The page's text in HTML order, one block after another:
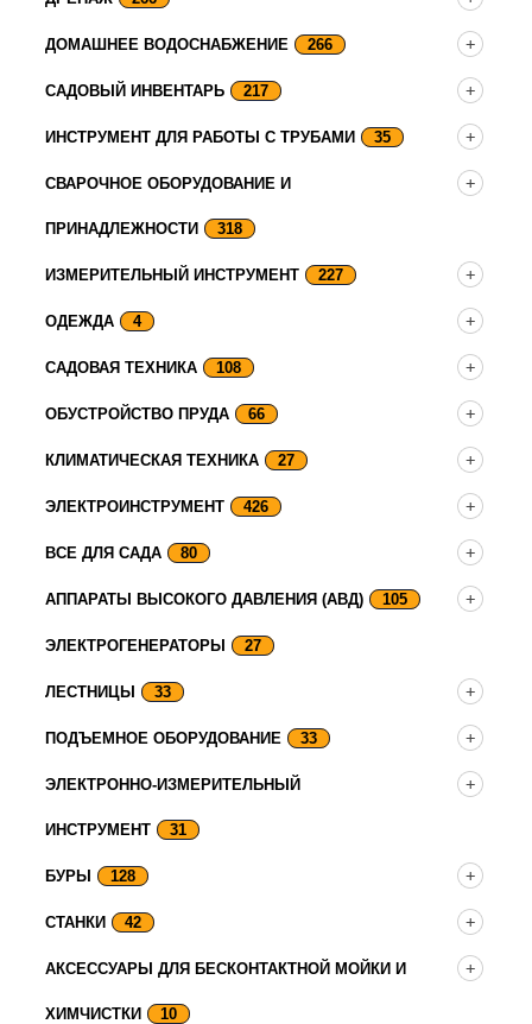
ДОМАШНЕЕ ВОДОСНАБЖЕНИЕ 266
САДОВЫЙ ИНВЕНТАРЬ 217
ИНСТРУМЕНТ ДЛЯ РАБОТЫ С ТРУБАМИ 35
СВАРОЧНОЕ ОБОРУДОВАНИЕ И
ПРИНАДЛЕЖНОСТИ 318
ИЗМЕРИТЕЛЬНЫЙ ИНСТРУМЕНТ 227
ОДЕЖДА 4
САДОВАЯ ТЕХНИКА 108
ОБУСТРОЙСТВО ПРУДА 66
КЛИМАТИЧЕСКАЯ ТЕХНИКА 27
ЭЛЕКТРОИНСТРУМЕНТ 426
ВСЕ ДЛЯ САДА 80
АППАРАТЫ ВЫСОКОГО ДАВЛЕНИЯ (АВД) 105
ЭЛЕКТРОГЕНЕРАТОРЫ 27
ЛЕСТНИЦЫ 33
ПОДЪЕМНОЕ ОБОРУДОВАНИЕ 33
ЭЛЕКТРОННО-ИЗМЕРИТЕЛЬНЫЙ
ИНСТРУМЕНТ 31
БУРЫ 128
СТАНКИ 42
АКСЕССУАРЫ ДЛЯ БЕСКОНТАКТНОЙ МОЙКИ И
ХИМЧИСТКИ 10